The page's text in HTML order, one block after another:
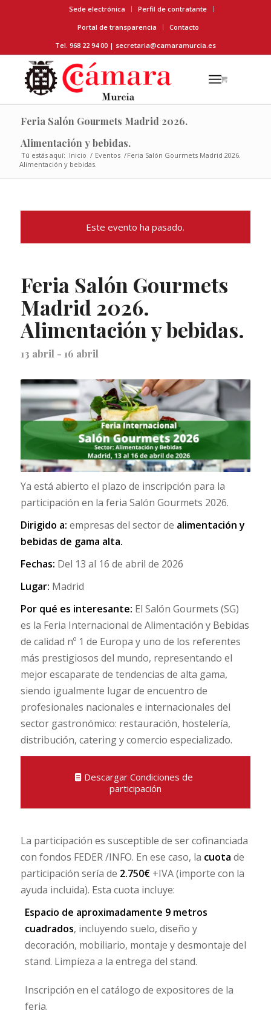
Sede electrónica
Perfil de contratante
Portal de transparencia
Contacto
Tel. 968 22 94 00 | secretaria@camaramurcia.es
Feria Salón Gourmets Madrid 2026.
Alimentación y bebidas.
Tú estás aquí: Inicio / Eventos /Feria Salón Gourmets Madrid 2026.
Alimentación y bebidas.
Este evento ha pasado.
Feria Salón Gourmets
Madrid 2026.
Alimentación y bebidas.
13 abril - 16 abril
Ya está abierto el plazo de inscripción para la
participación en la feria Salón Gourmets 2026.
Dirigido a: empresas del sector de alimentación y
bebidas de gama alta.
Fechas: Del 13 al 16 de abril de 2026
Lugar: Madrid
Por qué es interesante: El Salón Gourmets (SG)
es la Feria Internacional de Alimentación y Bebidas
de calidad nº 1 de Europa y uno de los referentes
más prestigiosos del mundo, representando el
mejor escaparate de tendencias de alta gama,
siendo igualmente lugar de encuentro de
profesionales nacionales e internacionales del
sector gastronómico: restauración, hostelería,
distribución, catering y comercio especializado.
Descargar Condiciones de
participación
La participación es susceptible de ser cofinanciada
con fondos FEDER /INFO. En ese caso, la cuota de
participación sería de 2.750€+IVA (importe con la
ayuda incluida). Esta cuota incluye:
Espacio de aproximadamente 9 metros
cuadrados, incluyendo suelo, diseño y
decoración, mobiliario, montaje y desmontaje del
stand. Limpieza a la entrega del stand.
Inscripción en el catálogo de expositores de la
feria.